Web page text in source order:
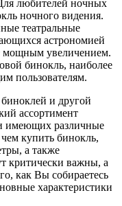
любителей ночных
ночного видения.
театральные
астрономией
мощным увеличением.
бинокль, наиболее
пользователям.
и другой
ассортимент
имеющих различные
купить бинокль,
а также
критически важны, а
как Вы собираетесь
характеристики